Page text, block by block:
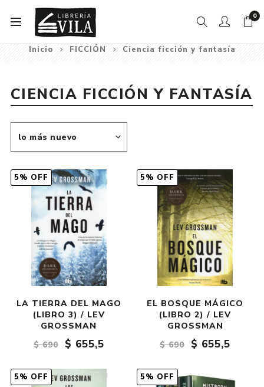
0
Inicio FICCIÓN Ciencia ficción y fantasía
CIENCIA FICCIÓN Y FANTASÍA
5% OFF
LA TIERRA DEL MAGO
(LIBRO 3) / LEV
GROSSMAN
$ 690
$ 655,5
5% OFF
EL BOSQUE MÁGICO
(LIBRO 2) / LEV
GROSSMAN
$ 690
$ 655,5
5% OFF 5% OFF